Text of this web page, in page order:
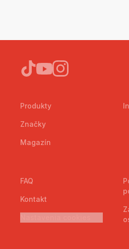
Produkty
Značky
Magazín
FAQ
Kontakt